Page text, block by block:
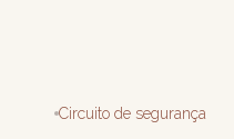
Circuito de segurança